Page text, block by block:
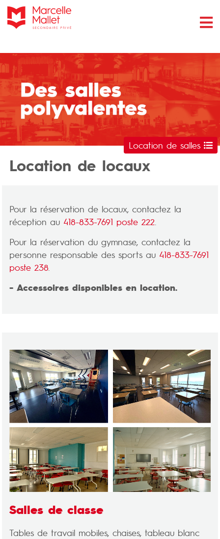
Location de salles
Location de locaux
Pour la réservation de locaux, contactez la
réception au 418-833-7691 poste 222
Pour la réservation du gymnase, contactez la
personne responsable des sports au 418-833-7691
poste 238
- Accessoires disponibles en location.
Salles de classe
Tables de travail mobiles, chaises, tableau blanc